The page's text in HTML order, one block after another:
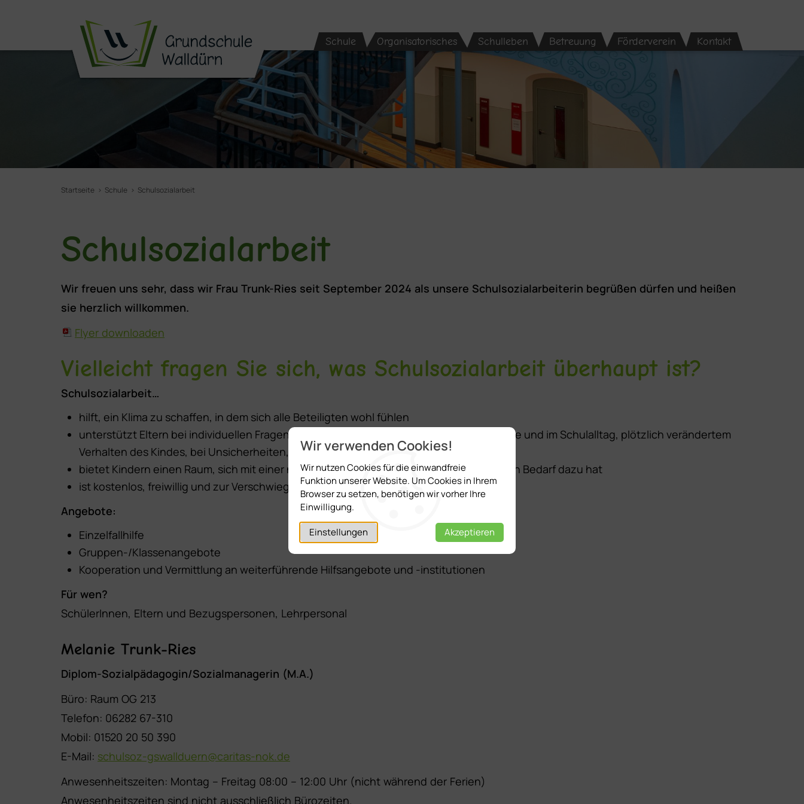
Wir verwenden Cookies!
Wir nutzen Cookies für die einwandfreie
Funktion unserer Website. Um Cookies in Ihrem
Browser zu setzen, benötigen wir vorher Ihre
Einwilligung.
Einstellungen
Akzeptieren
Schule Organisatorisches Schulleben Betreuung Förderverein Kontakt
Startseite Schule Schulsozialarbeit
Schulsozialarbeit
Wir freuen uns sehr, dass wir Frau Trunk-Ries seit September 2024 als unsere Schulsozialarbeiterin begrüßen dürfen und heißen
sie herzlich willkommen.
Flyer downloaden
Vielleicht fragen Sie sich, was Schulsozialarbeit überhaupt ist?
Schulsozialarbeit…
hilft, ein Klima zu schaffen, in dem sich alle Beteiligten wohl fühlen
unterstützt Eltern bei individuellen Fragen zu Bildung, Erziehung, Problemlagen zuhause und im Schulalltag, plötzlich verändertem
Verhalten des Kindes, bei Unsicherheiten, …
bietet Kindern einen Raum, sich mit einer neutralen Person zu unterhalten, wenn es den Bedarf dazu hat
ist kostenlos, freiwillig und zur Verschwiegenheit verpflichtet
Angebote:
Einzelfallhilfe
Gruppen-/Klassenangebote
Kooperation und Vermittlung an weiterführende Hilfsangebote und -institutionen
Für wen?
SchülerInnen, Eltern und Bezugspersonen, Lehrpersonal
Melanie Trunk-Ries
Diplom-Sozialpädagogin/Sozialmanagerin (M.A.)
Büro: Raum OG 213
Telefon: 06282 67-310
Mobil: 01520 20 50 390
E-Mail: schulsoz-gswallduern@caritas-nok.de
Anwesenheitszeiten: Montag – Freitag 08:00 – 12:00 Uhr (nicht während der Ferien)
Anwesenheitszeiten sind nicht ausschließlich Bürozeiten.